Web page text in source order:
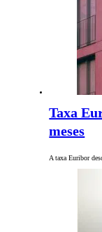
Taxa
meses
A taxa Euribor